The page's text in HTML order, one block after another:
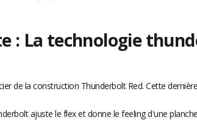
: La technologie
de la construction Thunderbolt Red. Cette
ajuste le flex et donne le feeling d'une